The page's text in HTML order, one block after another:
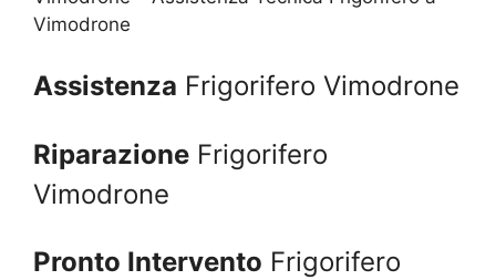
Vimodrone
Assistenza Frigorifero Vimodrone
Riparazione Frigorifero
Vimodrone
Pronto Intervento Frigorifero